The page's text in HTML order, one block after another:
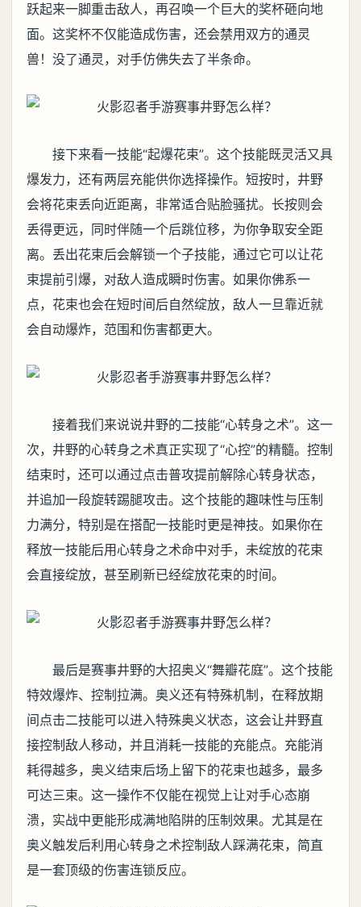
跃起来一脚重击敌人，再召唤一个巨大的奖杯砸向地
面。这奖杯不仅能造成伤害，还会禁用双方的通灵
兽！没了通灵，对手仿佛失去了半条命。
接下来看一技能“起爆花束”。这个技能既灵活又具
爆发力，还有两层充能供你选择操作。短按时，井野
会将花束丢向近距离，非常适合贴脸骚扰。长按则会
丢得更远，同时伴随一个后跳位移，为你争取安全距
离。丢出花束后会解锁一个子技能，通过它可以让花
束提前引爆，对敌人造成瞬时伤害。如果你佛系一
点，花束也会在短时间后自然绽放，敌人一旦靠近就
会自动爆炸，范围和伤害都更大。
接着我们来说说井野的二技能“心转身之术”。这一
次，井野的心转身之术真正实现了“心控”的精髓。控制
结束时，还可以通过点击普攻提前解除心转身状态，
并追加一段旋转踢腿攻击。这个技能的趣味性与压制
力满分，特别是在搭配一技能时更是神技。如果你在
释放一技能后用心转身之术命中对手，未绽放的花束
会直接绽放，甚至刷新已经绽放花束的时间。
最后是赛事井野的大招奥义“舞瓣花庭”。这个技能
特效爆炸、控制拉满。奥义还有特殊机制，在释放期
间点击二技能可以进入特殊奥义状态，这会让井野直
接控制敌人移动，并且消耗一技能的充能点。充能消
耗得越多，奥义结束后场上留下的花束也越多，最多
可达三束。这一操作不仅能在视觉上让对手心态崩
溃，实战中更能形成满地陷阱的压制效果。尤其是在
奥义触发后利用心转身之术控制敌人踩满花束，简直
是一套顶级的伤害连锁反应。